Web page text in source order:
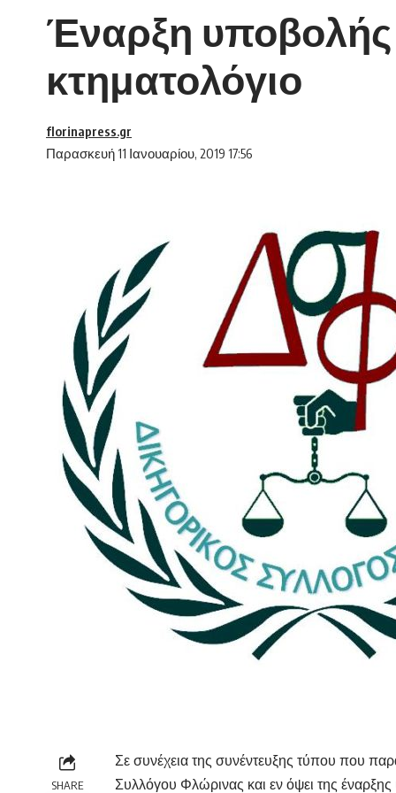
Έναρξη υποβολής
κτηματολόγιο
Παρασκευή 11 Ιανουαρίου, 2019 17:56
florinapress.gr
SHARE
Σε συνέχεια της συνέντευξης τύπου που
Συλλόγου Φλώρινας και εν όψει της